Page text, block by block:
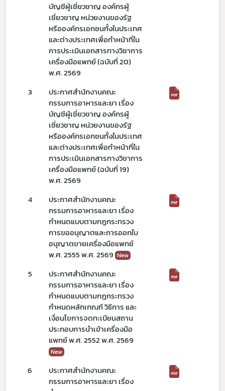
บัญชีผู้เชี่ยวชาญ องค์กรผู้
เชี่ยวชาญ หน่วยงานของรัฐ
หรือองค์กรเอกชนทั้งในประเทศ
และต่างประเทศเพื่อทำหน้าที่ใน
การประเมินเอกสารทางวิชาการ
เครื่องมือแพทย์ (ฉบับที่ 20)
พ.ศ. 2569
3
ประกาศสำนักงานคณะ
กรรมการอาหารและยา เรื่อง
บัญชีผู้เชี่ยวชาญ องค์กรผู้
เชี่ยวชาญ หน่วยงานของรัฐ
หรือองค์กรเอกชนทั้งในประเทศ
และต่างประเทศเพื่อทำหน้าที่ใน
การประเมินเอกสารทางวิชาการ
เครื่องมือแพทย์ (ฉบับที่ 19)
พ.ศ. 2569
4
ประกาศสำนักงานคณะ
กรรมการอาหารและยา เรื่อง
กำหนดแบบตามกฎกระทรวง
การขออนุญาตและการออกใบ
อนุญาตขายเครื่องมือแพทย์
พ.ศ. 2555 พ.ศ. 2569 New
5
ประกาศสำนักงานคณะ
กรรมการอาหารและยา เรื่อง
กำหนดแบบตามกฎกระทรวง
กำหนดหลักเกณฑ์ วิธีการ และ
เงื่อนไขการจดทะเบียนสถาน
ประกอบการนำเข้าเครื่องมือ
แพทย์ พ.ศ. 2552 พ.ศ. 2569
New
6
ประกาศสำนักงานคณะ
กรรมการอาหารและยา เรื่อง
Subscribe
เลือกหัวข้อที่ท่านต้องการ Subscribe